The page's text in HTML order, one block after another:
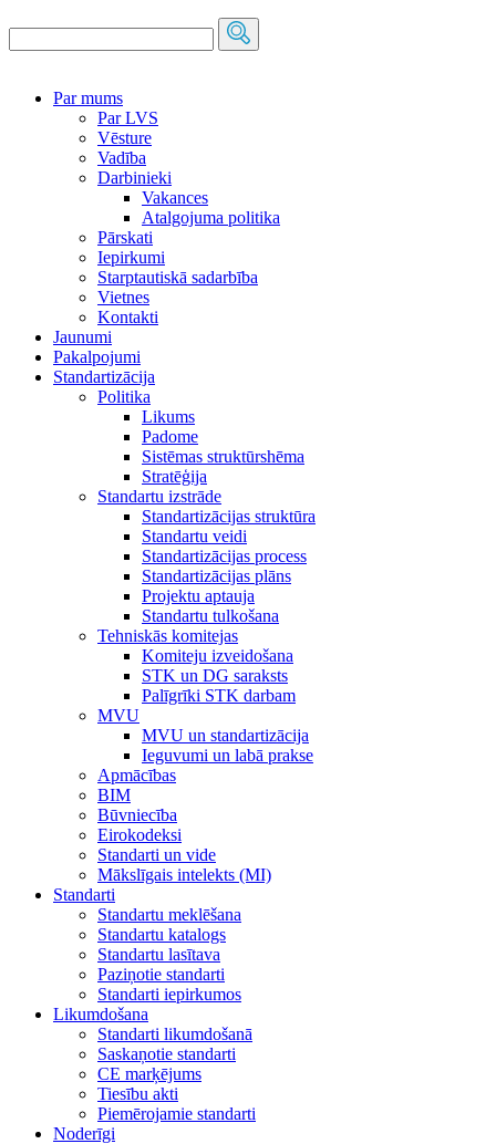
Par mums
Par LVS
Vēsture
Vadība
Darbinieki
Vakances
Atalgojuma politika
Pārskati
Iepirkumi
Starptautiskā sadarbība
Vietnes
Kontakti
Jaunumi
Pakalpojumi
Standartizācija
Politika
Likums
Padome
Sistēmas struktūrshēma
Stratēģija
Standartu izstrāde
Standartizācijas struktūra
Standartu veidi
Standartizācijas process
Standartizācijas plāns
Projektu aptauja
Standartu tulkošana
Tehniskās komitejas
Komiteju izveidošana
STK un DG saraksts
Palīgrīki STK darbam
MVU
MVU un standartizācija
Ieguvumi un labā prakse
Apmācības
BIM
Būvniecība
Eirokodeksi
Standarti un vide
Mākslīgais intelekts (MI)
Standarti
Standartu meklēšana
Standartu katalogs
Standartu lasītava
Paziņotie standarti
Standarti iepirkumos
Likumdošana
Standarti likumdošanā
Saskaņotie standarti
CE marķējums
Tiesību akti
Piemērojamie standarti
Noderīgi